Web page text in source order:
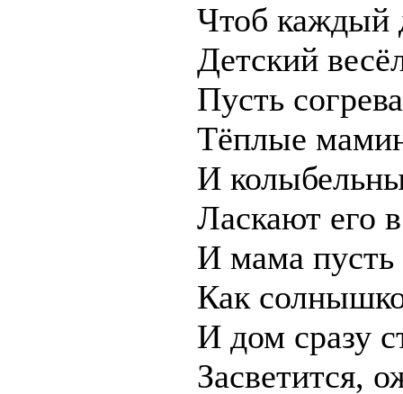
Чтоб каждый
Детский
Пусть
Тёплые
И
Ласкают его
И мама пусть
Как
И дом сразу
Засветится,